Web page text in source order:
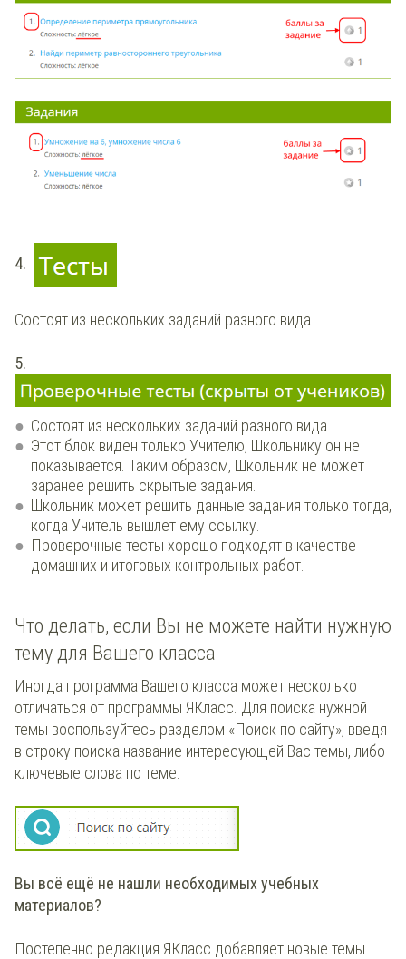
4.
Состоят из нескольких заданий разного вида.
5.
Состоят из нескольких заданий разного вида.
Этот блок виден только Учителю, Школьнику он не
показывается. Таким образом, Школьник не может
заранее решить скрытые задания.
Школьник может решить данные задания только тогда,
когда Учитель вышлет ему ссылку.
Проверочные тесты хорошо подходят в качестве
домашних и итоговых контрольных работ.
Что делать, если Вы не можете найти нужную
тему для Вашего класса
Иногда программа Вашего класса может несколько
отличаться от программы ЯКласс. Для поиска нужной
темы воспользуйтесь разделом «Поиск по сайту», введя
в строку поиска название интересующей Вас темы, либо
ключевые слова по теме.
Вы всё ещё не нашли необходимых учебных
материалов?
Постепенно редакция ЯКласс добавляет новые темы